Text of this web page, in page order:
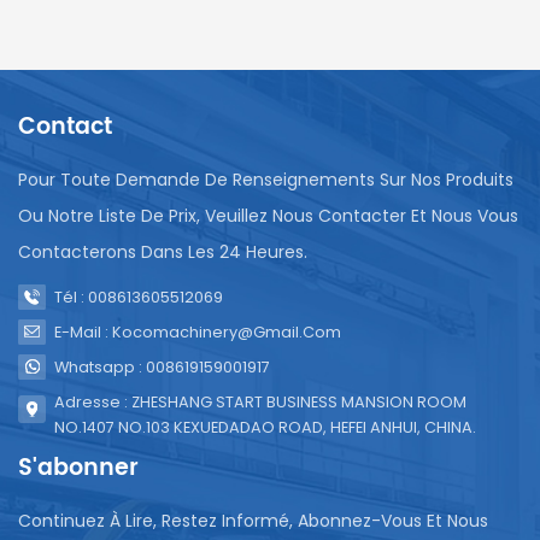
Contact
Pour Toute Demande De Renseignements Sur Nos Produits
Ou Notre Liste De Prix, Veuillez Nous Contacter Et Nous Vous
Contacterons Dans Les 24 Heures.
Tél : 008613605512069
E-Mail : Kocomachinery@gmail.com
Whatsapp : 008619159001917
Adresse : ZHESHANG START BUSINESS MANSION ROOM
NO.1407 NO.103 KEXUEDADAO ROAD, HEFEI ANHUI, CHINA.
S'abonner
Continuez À Lire, Restez Informé, Abonnez-Vous Et Nous